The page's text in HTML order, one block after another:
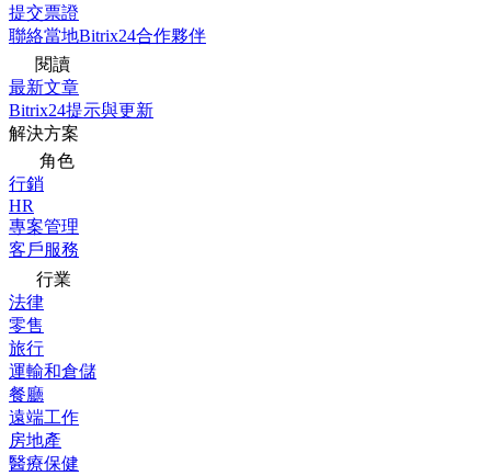
提交票證
聯絡當地Bitrix24合作夥伴
閱讀
最新文章
Bitrix24提示與更新
解決方案
角色
行銷
HR
專案管理
客戶服務
行業
法律
零售
旅行
運輸和倉儲
餐廳
遠端工作
房地產
醫療保健